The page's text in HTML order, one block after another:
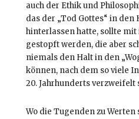
auch der Ethik und
das der „Tod Gottes“ in
hinterlassen hatte, sollte
gestopft werden, die aber
niemals den Halt in den
können, nach dem so viele
20. Jahrhunderts verzweifelt
Wo die Tugenden zu